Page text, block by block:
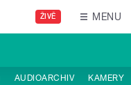
ŽIVĚ MENU
AUDIOARCHIV KAMERY